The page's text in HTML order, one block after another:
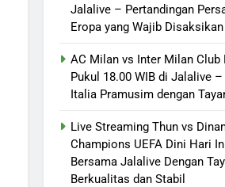
Jalalive – Pertandingan
Eropa yang Wajib Disaksikan
AC Milan vs Inter Milan Club
Pukul 18.00 WIB di Jalalive
Italia Pramusim dengan
Live Streaming Thun vs
Champions UEFA Dini Hari
Bersama Jalalive Dengan
Berkualitas dan Stabil